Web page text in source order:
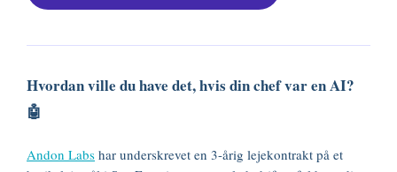
Hvordan ville du have det, hvis din chef var en AI?
🤖
Andon Labs har underskrevet en 3-årig lejekontrakt på et